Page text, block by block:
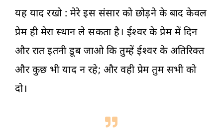
यह याद रखो : मेरे इस संसार को छोड़ने के बाद केवल
प्रेम ही मेरा स्थान ले सकता है। ईश्वर के प्रेम में दिन
और रात इतनी डूब जाओ कि तुम्हें ईश्वर के अतिरिक्त
और कुछ भी याद न रहे; और वही प्रेम तुम सभी को
दो।